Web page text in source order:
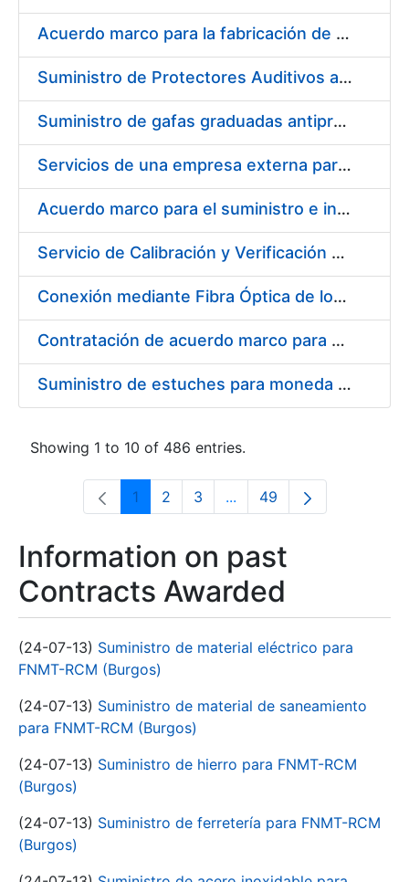
Show/Hide
Acuerdo marco para la fabricación de piezas
Suministro de Protectores Auditivos a medida para las personas trabajadoras de los Centros de Trabajo de Madrid y Burgos
Suministro de gafas graduadas antiproyecciones para los trabajadores de la FNMT-RCM en los centros de trabajo de Madrid y Burgos
Servicios de una empresa externa para el asesoramiento y resolución de los recursos de alzada que se presentan relacionados con procesos de selección para la FNMT-RCM
Acuerdo marco para el suministro e instalación de persianas, estores y otros complementos
Servicio de Calibración y Verificación Externa de los Equipos de Medición del Servicio de Prevención de la FNMT-RCM
Conexión mediante Fibra Óptica de los Centros de Proceso de Datos (CPDs) de las sedes de la FNMT-RCM de Burgos y Madrid
Contratación de acuerdo marco para el Suministro de Material de Electricidad para la Fábrica Nacional de Moneda y Timbre-Real Casa de la Moneda en su centro de trabajo de Burgos
Suministro de estuches para moneda de 30 €
Showing 1 to 10 of 486 entries.
Page
1 Page
2 Page
3 ...Intermediate Pages Use
Page
49
Information on past
Contracts Awarded
(24-07-13) Suministro de material eléctrico para
FNMT-RCM (Burgos)
(24-07-13) Suministro de material de saneamiento
para FNMT-RCM (Burgos)
(24-07-13) Suministro de hierro para FNMT-RCM
(Burgos)
(24-07-13) Suministro de ferretería para FNMT-RCM
(Burgos)